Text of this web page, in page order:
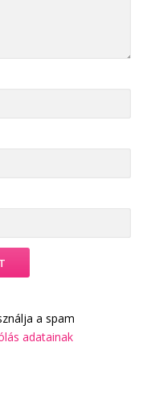
a spam
adatainak